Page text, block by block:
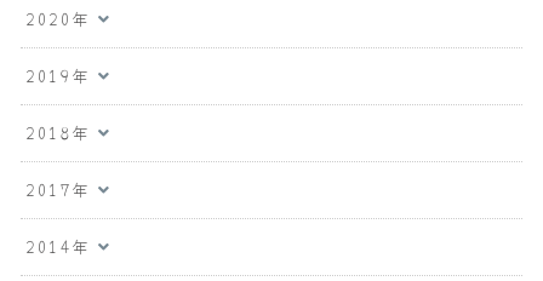
2020年
2019年
2018年
2017年
2014年